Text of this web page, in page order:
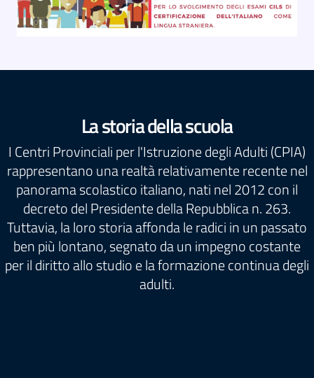
La storia della scuola
I Centri Provinciali per l'Istruzione degli Adulti (CPIA)
rappresentano una realtà relativamente recente nel
panorama scolastico italiano, nati nel 2012 con il
decreto del Presidente della Repubblica n. 263.
Tuttavia, la loro storia affonda le radici in un passato
ben più lontano, segnato da un impegno costante
per il diritto allo studio e la formazione continua degli
adulti.